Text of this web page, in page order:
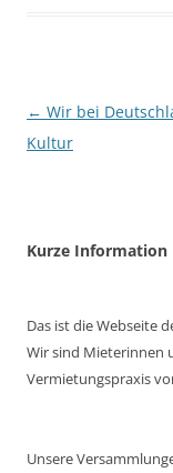
Beitragsnavigation
← Wir bei
Kultur
Kurze Information
Das ist die Webseite
Wir sind Mieterinnen
Vermietungspraxis
Unsere